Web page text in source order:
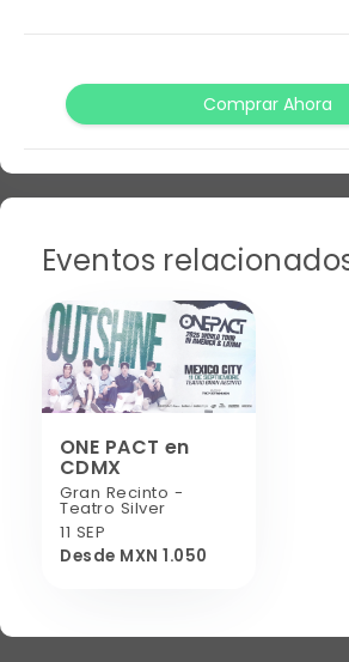
Comprar Ahora
Eventos
ONE PACT en
CDMX
Gran Recinto -
Teatro Silver
11 SEP
Desde MXN 1.050